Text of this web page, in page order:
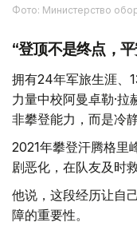
Фото: Министерство
“登顶不是终点，
拥有24年军旅生涯、
力量中校阿曼卓勒·
非攀登能力，而是冷
2021年攀登汗腾格里
剧恶化，在队友及时
他说，这段经历让自
障的重要性。